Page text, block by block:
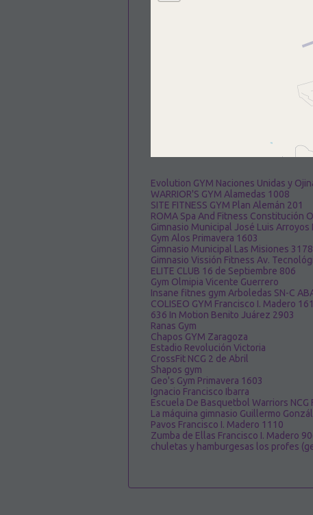
Evolution GYM Naciones Unidas y
WARRIOR'S GYM Alamedas 1008
SITE FITNESS GYM Plan Alemán 201
ROMA Spa And Fitness Constitución
Gimnasio Municipal José Luis Arroyos
Gym Alos Primavera 1603
Gimnasio Municipal Las Misiones
Gimnasio Vissión Fitness Av.
ELITE CLUB 16 de Septiembre 806
Gym Olmipia Vicente Guerrero
Insane fitnes gym Arboledas SN-C
COLISEO GYM Francisco I. Madero
636 In Motion Benito Juárez 2903
Ranas Gym
Chapos GYM Zaragoza
Estadio Revolución Victoria
CrossFit NCG 2 de Abril
Shapos gym
Geo's Gym Primavera 1603
Ignacio Francisco Ibarra
Escuela De Basquetbol Warriors NCG
La máquina gimnasio Guillermo
Pavos Francisco I. Madero 1110
Zumba de Ellas Francisco I. Madero
chuletas y hamburgesas los profes